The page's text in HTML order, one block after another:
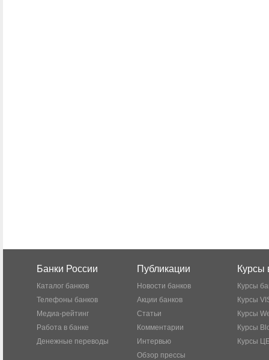
Банки России
Каталог банков
Телефоны банков
Медиа-рейтинг
Работа в банке
Денежные переводы
Публикации
Новости банков
Акции банков
Статьи
Комментарии
Интервью
Обзор прессы
Курсы
Курсы
Курсы
Курсы
Курсы
Курсы